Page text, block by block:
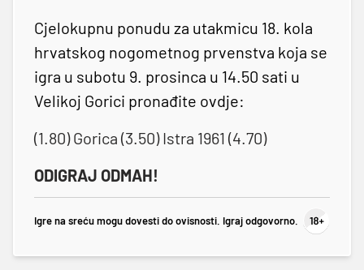
Cjelokupnu ponudu za utakmicu 18. kola
hrvatskog nogometnog prvenstva koja se
igra u subotu 9. prosinca u 14.50 sati u
Velikoj Gorici pronađite ovdje:
(1.80) Gorica (3.50) Istra 1961 (4.70)
ODIGRAJ ODMAH!
Igre na sreću mogu dovesti do ovisnosti. Igraj odgovorno.